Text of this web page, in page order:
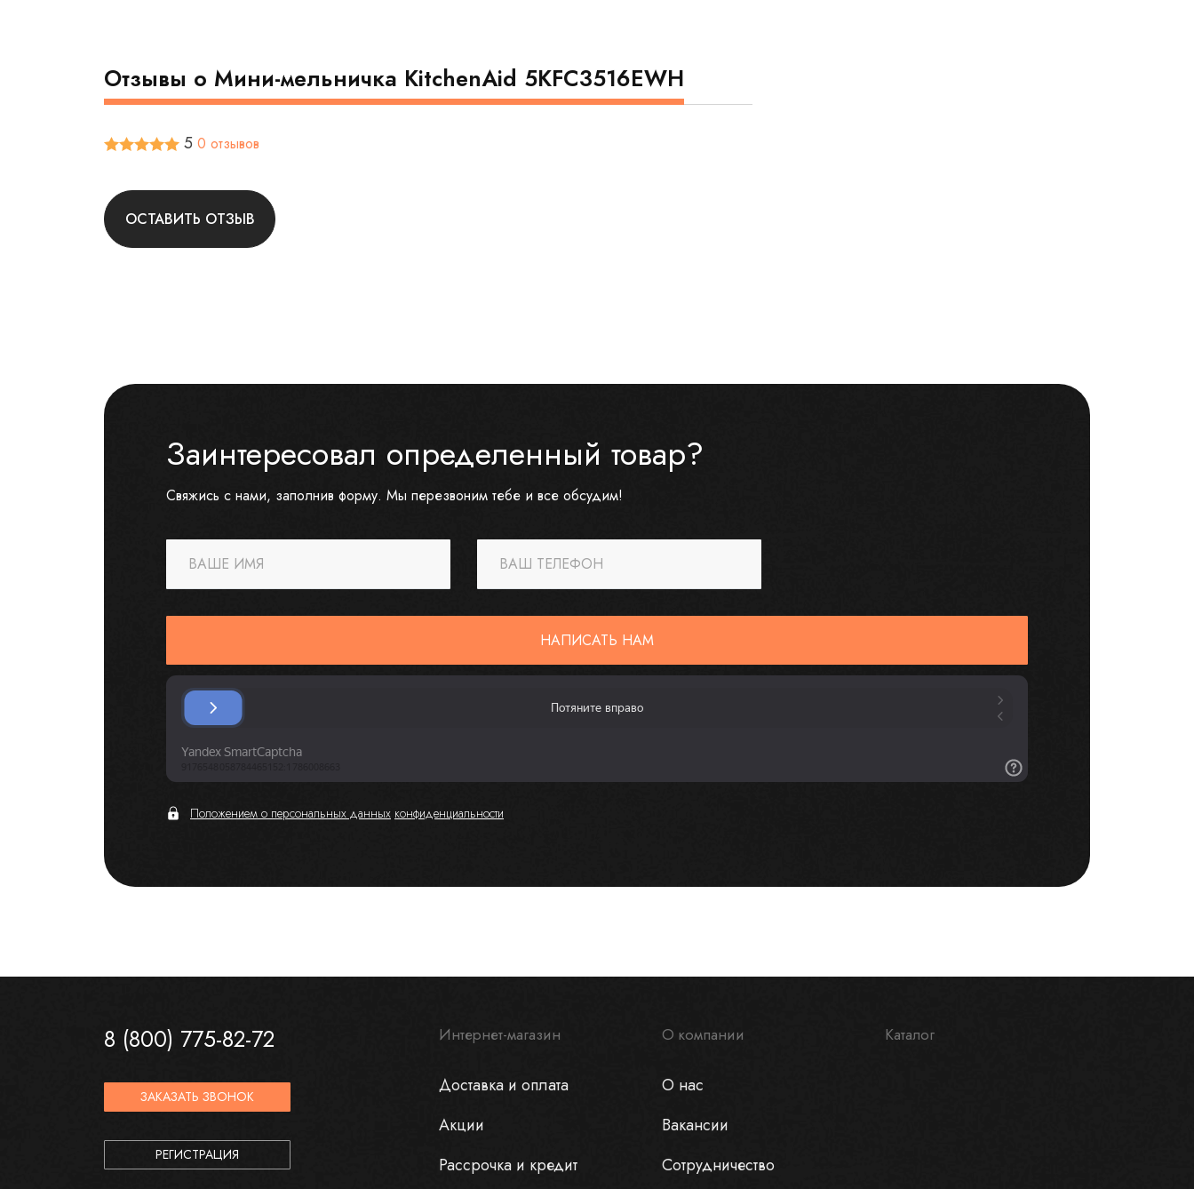
Отзывы о Мини-мельничка KitchenAid 5KFC3516EWH
5 0 отзывов
ОСТАВИТЬ ОТЗЫВ
Заинтересовал определенный товар?
Свяжись с нами, заполнив форму. Мы перезвоним тебе и все обсудим!
ВАШЕ ИМЯ ВАШ ТЕЛЕФОН
НАПИСАТЬ НАМ
Положением о персональных данных конфиденциальности
8 (800) 775-82-72
ЗАКАЗАТЬ ЗВОНОК
РЕГИСТРАЦИЯ
Интернет-магазин
Доставка и оплата
Акции
Рассрочка и кредит
О компании
О нас
Вакансии
Сотрудничество
Каталог